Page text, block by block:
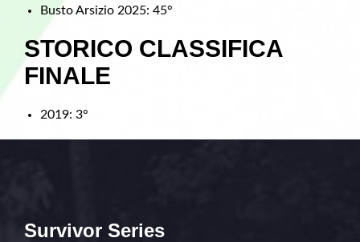
Busto Arsizio 2025: 45°
STORICO CLASSIFICA
FINALE
2019: 3°
Survivor Series